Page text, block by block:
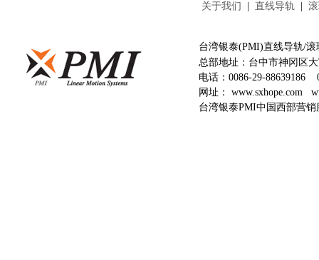
关于我们 直线导轨
台湾银泰(PMI)直线导轨/
总部地址：台中市神冈区
电话： 0086-29-88639186
网址： www.sxhope.com
台湾银泰PMI中国西部营